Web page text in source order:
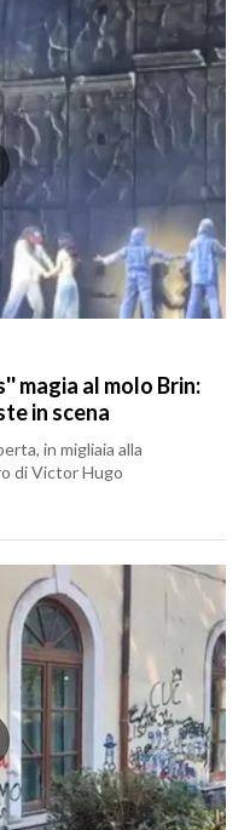
magia al molo Brin:
in scena
in migliaia alla
di Victor Hugo